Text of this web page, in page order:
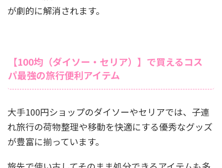
が劇的に解消されます。
【100均（ダイソー・セリア）】で買えるコス
パ最強の旅行便利アイテム
大手100円ショップのダイソーやセリアでは、子連
れ旅行の荷物整理や移動を快適にする優秀なグッズ
が豊富に揃っています。